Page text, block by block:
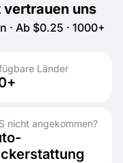
uns
· Ab $0.25 · 1000+
Länder
nicht angekommen?